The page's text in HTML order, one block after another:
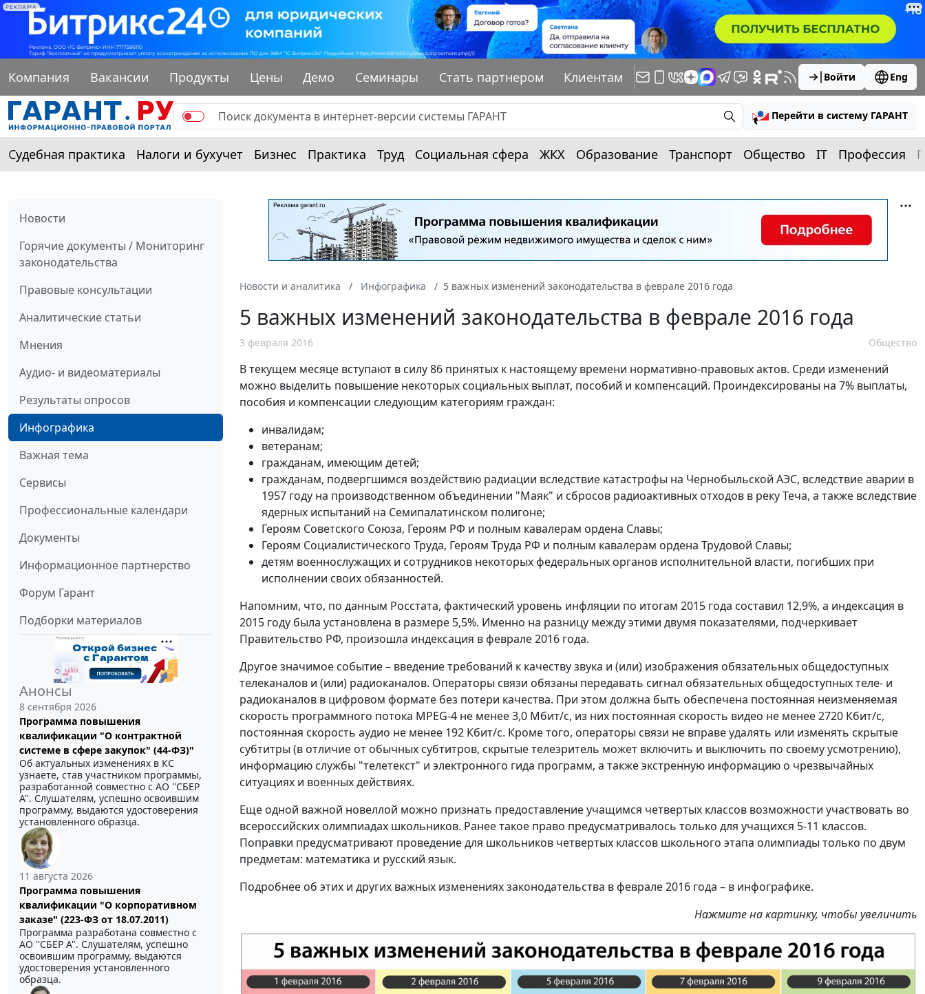
РЕКЛАМА
Компания Вакансии Продукты Цены Демо Семинары Стать партнером Клиентам Войти Eng
Перейти в систему ГАРАНТ
Судебная практика Налоги и бухучет Бизнес Практика Труд Социальная сфера ЖКХ Образование Транспорт Общество IT Профессия
Новости
Горячие документы / Мониторинг
законодательства
Правовые консультации
Аналитические статьи
Мнения
Аудио- и видеоматериалы
Результаты опросов
Инфографика
Важная тема
Сервисы
Профессиональные календари
Документы
Информационное партнерство
Форум Гарант
Подборки материалов
Анонсы
8 сентября 2026
Программа повышения
квалификации "О контрактной
системе в сфере закупок" (44-ФЗ)"
Об актуальных изменениях в КС
узнаете, став участником программы,
разработанной совместно с АО ''СБЕР
А". Слушателям, успешно освоившим
программу, выдаются удостоверения
установленного образца.
11 августа 2026
Программа повышения
квалификации "О корпоративном
заказе" (223-ФЗ от 18.07.2011)
Программа разработана совместно с
АО ''СБЕР А". Слушателям, успешно
освоившим программу, выдаются
удостоверения установленного
образца.
Новости и аналитика Инфографика 5 важных изменений законодательства в феврале 2016 года
5 важных изменений законодательства в феврале 2016 года
3 февраля 2016 Общество
В текущем месяце вступают в силу 86 принятых к настоящему времени нормативно-правовых актов. Среди изменений
можно выделить повышение некоторых социальных выплат, пособий и компенсаций. Проиндексированы на 7% выплаты,
пособия и компенсации следующим категориям граждан:
инвалидам;
ветеранам;
гражданам, имеющим детей;
гражданам, подвергшимся воздействию радиации вследствие катастрофы на Чернобыльской АЭС, вследствие аварии в
1957 году на производственном объединении "Маяк" и сбросов радиоактивных отходов в реку Теча, а также вследствие
ядерных испытаний на Семипалатинском полигоне;
Героям Советского Союза, Героям РФ и полным кавалерам ордена Славы;
Героям Социалистического Труда, Героям Труда РФ и полным кавалерам ордена Трудовой Славы;
детям военнослужащих и сотрудников некоторых федеральных органов исполнительной власти, погибших при
исполнении своих обязанностей.
Напомним, что, по данным Росстата, фактический уровень инфляции по итогам 2015 года составил 12,9%, а индексация в
2015 году была установлена в размере 5,5%. Именно на разницу между этими двумя показателями, подчеркивает
Правительство РФ, произошла индексация в феврале 2016 года.
Другое значимое событие – введение требований к качеству звука и (или) изображения обязательных общедоступных
телеканалов и (или) радиоканалов. Операторы связи обязаны передавать сигнал обязательных общедоступных теле- и
радиоканалов в цифровом формате без потери качества. При этом должна быть обеспечена постоянная неизменяемая
скорость программного потока MPEG-4 не менее 3,0 Мбит/с, из них постоянная скорость видео не менее 2720 Кбит/с,
постоянная скорость аудио не менее 192 Кбит/с. Кроме того, операторы связи не вправе удалять или изменять скрытые
субтитры (в отличие от обычных субтитров, скрытые телезритель может включить и выключить по своему усмотрению),
информацию службы "телетекст" и электронного гида программ, а также экстренную информацию о чрезвычайных
ситуациях и военных действиях.
Еще одной важной новеллой можно признать предоставление учащимся четвертых классов возможности участвовать во
всероссийских олимпиадах школьников. Ранее такое право предусматривалось только для учащихся 5-11 классов.
Поправки предусматривают проведение для школьников четвертых классов школьного этапа олимпиады только по двум
предметам: математика и русский язык.
Подробнее об этих и других важных изменениях законодательства в феврале 2016 года – в инфографике.
Нажмите на картинку, чтобы увеличить